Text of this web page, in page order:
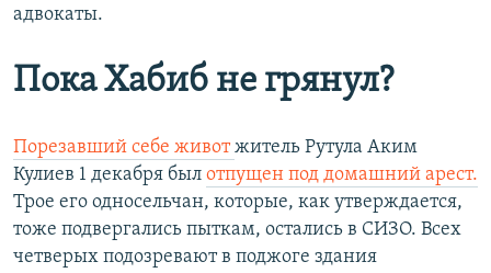
адвокаты.
Пока Хабиб не грянул?
Порезавший себе животжитель Рутула Аким
Кулиев 1 декабря был отпущен под домашний арест.
Трое его односельчан, которые, как утверждается,
тоже подвергались пыткам, остались в СИЗО. Всех
четверых подозревают в поджоге здания